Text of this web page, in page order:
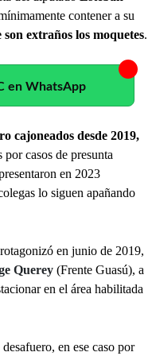
contener a su
extraños los moquetes.
en WhatsApp
cajoneados desde 2019,
casos de presunta
en 2023
lo siguen apañando
en junio de 2019,
Querey (Frente Guasú), a
en el área habilitada
en ese caso por